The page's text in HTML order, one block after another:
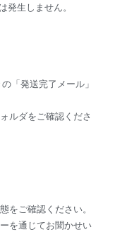
生しません。
「発送完了メール」
ルダをご確認くださ
をご確認ください。
を通じてお聞かせい